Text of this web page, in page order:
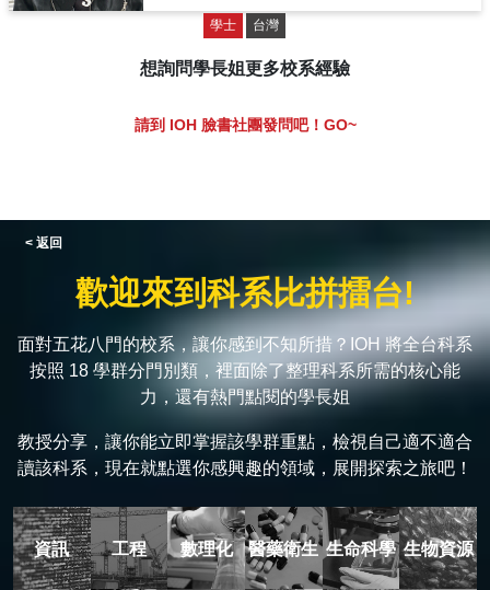
學士 台灣
想詢問學長姐更多校系經驗
請到 IOH 臉書社團發問吧！GO~
< 返回
歡迎來到科系比拼擂台!
面對五花八門的校系，讓你感到不知所措？IOH 將全台科系
按照 18 學群分門別類，裡面除了整理科系所需的核心能
力，還有熱門點閱的學長姐
教授分享，讓你能立即掌握該學群重點，檢視自己適不適合
讀該科系，現在就點選你感興趣的領域，展開探索之旅吧！
資訊 工程 數理化 醫藥衛生 生命科學 生物資源